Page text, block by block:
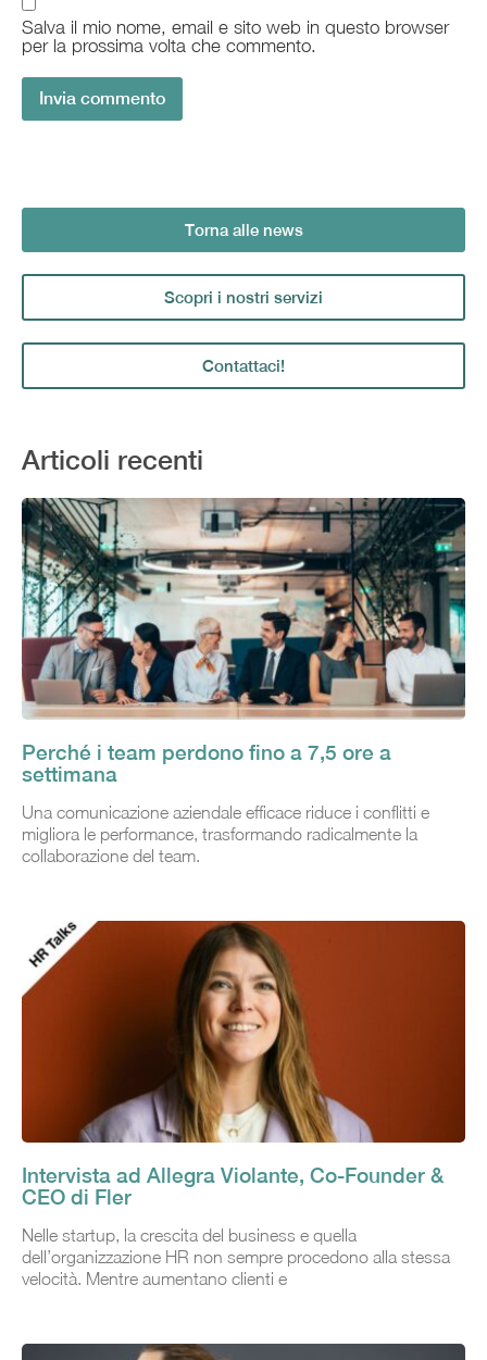
Salva il mio nome, email e sito web in questo browser
per la prossima volta che commento.
Torna alle news
Scopri i nostri servizi
Contattaci!
Articoli recenti
Perché i team perdono fino a 7,5 ore a
settimana
Una comunicazione aziendale efficace riduce i conflitti e
migliora le performance, trasformando radicalmente la
collaborazione del team.
Intervista ad Allegra Violante, Co-Founder &
CEO di Fler
Nelle startup, la crescita del business e quella
dell’organizzazione HR non sempre procedono alla stessa
velocità. Mentre aumentano clienti e